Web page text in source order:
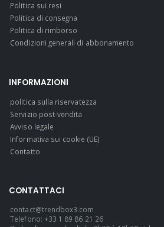
Politica sui resi
Politica di consegna
Politica di rimborso
Condizioni generali di abbonamento
INFORMAZIONI
politica sulla riservatezza
Servizio post-vendita
Avviso legale
Informativa sui cookie (UE)
Contatto
CONTATTACI
contact@trendbox3.com
Telefono: +33 1 89 86 21 26